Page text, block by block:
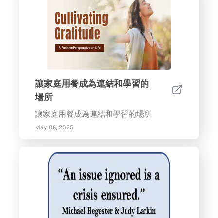
讓家庭用餐成為連結和學習的
場所
讓家庭用餐成為連結和學習的場所
May 08, 2025